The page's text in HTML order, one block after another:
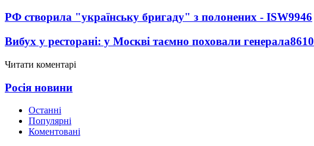
РФ створила "українську бригаду" з полонених - ISW9946
Вибух у ресторані: у Москві таємно поховали генерала8610
Читати коментарі
Росія новини
Останні
Популярні
Коментовані